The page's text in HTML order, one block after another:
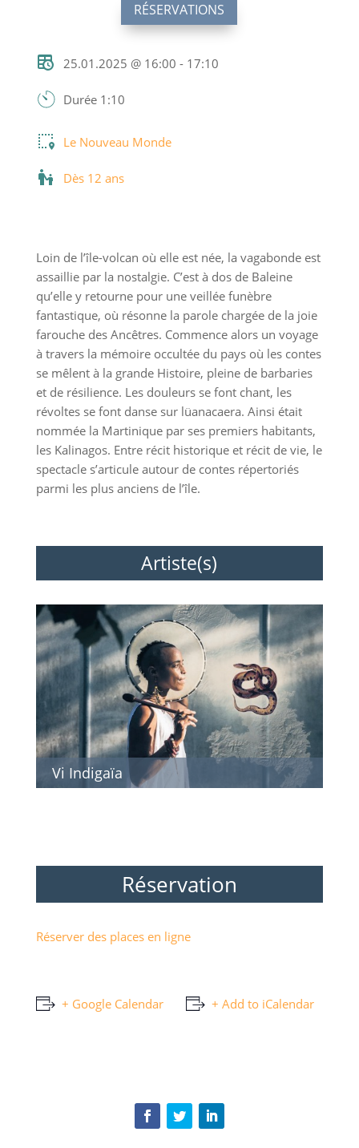
RÉSERVATIONS
25.01.2025 @ 16:00 - 17:10
Durée 1:10
Le Nouveau Monde
Dès 12 ans
Loin de l’île-volcan où elle est née, la vagabonde est
assaillie par la nostalgie. C’est à dos de Baleine
qu’elle y retourne pour une veillée funèbre
fantastique, où résonne la parole chargée de la joie
farouche des Ancêtres. Commence alors un voyage
à travers la mémoire occultée du pays où les contes
se mêlent à la grande Histoire, pleine de barbaries
et de résilience. Les douleurs se font chant, les
révoltes se font danse sur lüanacaera. Ainsi était
nommée la Martinique par ses premiers habitants,
les Kalinagos. Entre récit historique et récit de vie, le
spectacle s’articule autour de contes répertoriés
parmi les plus anciens de l’île.
Artiste(s)
Vi Indigaïa
Réservation
Réserver des places en ligne
+ Google Calendar + Add to iCalendar